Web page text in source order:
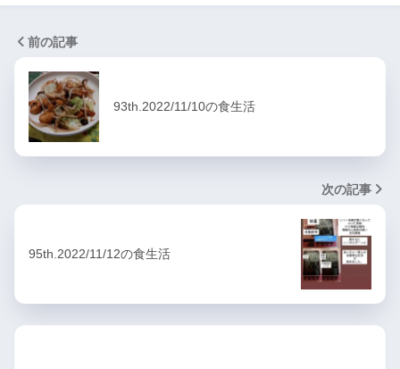
前の記事
93th.2022/11/10の食生活
次の記事
95th.2022/11/12の食生活